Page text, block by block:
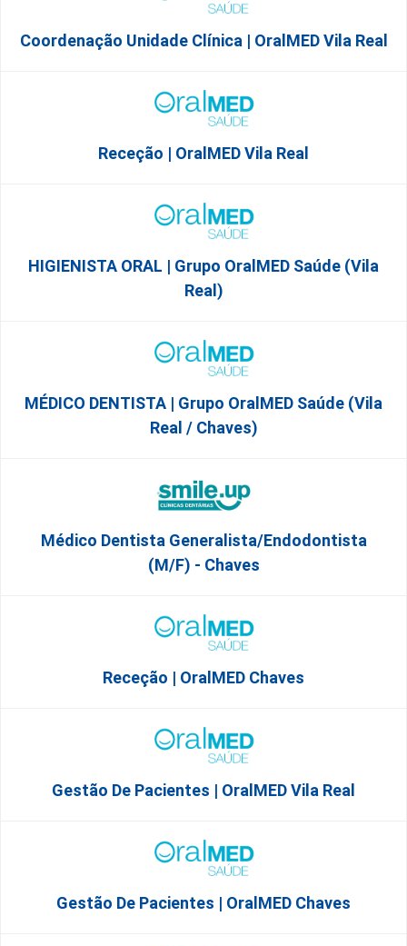
Coordenação Unidade Clínica | OralMED Vila Real
Receção | OralMED Vila Real
HIGIENISTA ORAL | Grupo OralMED Saúde (Vila
Real)
MÉDICO DENTISTA | Grupo OralMED Saúde (Vila
Real / Chaves)
Médico Dentista Generalista/Endodontista
(M/F) - Chaves
Receção | OralMED Chaves
Gestão De Pacientes | OralMED Vila Real
Gestão De Pacientes | OralMED Chaves